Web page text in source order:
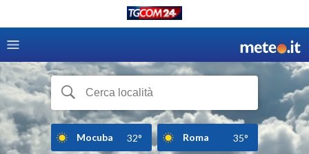
Mocuba 32° Roma 35°